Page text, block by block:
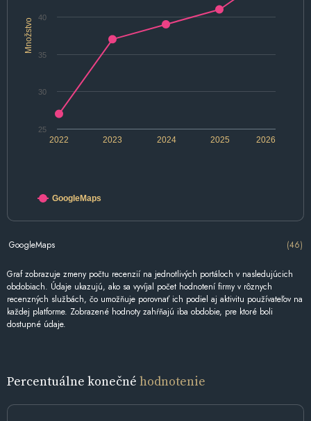
Množstvo
2022 2024 2026
2023 2025
25
30
35
40
GoogleMaps
GoogleMaps (46)
Graf zobrazuje zmeny počtu recenzií na jednotlivých portáloch v nasledujúcich
obdobiach. Údaje ukazujú, ako sa vyvíjal počet hodnotení firmy v rôznych
recenzných službách, čo umožňuje porovnať ich podiel aj aktivitu používateľov na
každej platforme. Zobrazené hodnoty zahŕňajú iba obdobie, pre ktoré boli
dostupné údaje.
Percentuálne konečné hodnotenie